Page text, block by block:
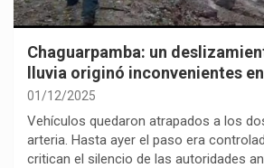
Chaguarpamba: un
lluvia originó inconvenientes
01/12/2025
Vehículos quedaron atrapados a los
arteria. Hasta ayer el paso era
critican el silencio de las autoridades